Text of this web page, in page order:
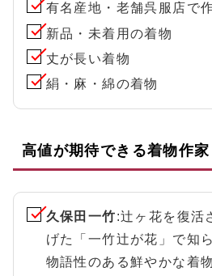
有名産地・老舗呉服店で
新品・未着用の着物
丈が長い着物
絹・麻・綿の着物
高値が期待できる着物作家
久保田一竹:辻ヶ花を復活
げた「一竹辻が花」で知
物語性のある鮮やかな着